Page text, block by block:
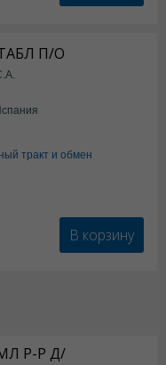
П/О
тракт и обмен
В корзину
Р-Р Д/